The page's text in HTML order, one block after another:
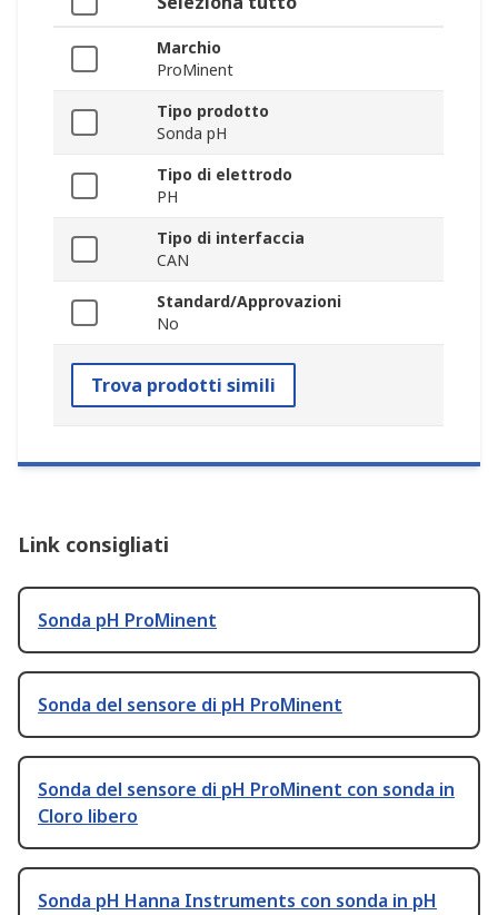
Marchio
ProMinent
Tipo prodotto
Sonda pH
Tipo di elettrodo
PH
Tipo di interfaccia
CAN
Standard/Approvazioni
No
Trova prodotti simili
Link consigliati
Sonda pH ProMinent
Sonda del sensore di pH ProMinent
Sonda del sensore di pH ProMinent con sonda in
Cloro libero
Sonda pH Hanna Instruments con sonda in pH